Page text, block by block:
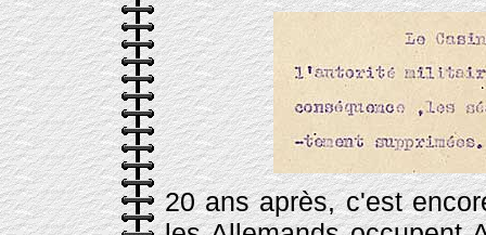
20 ans après, c'est